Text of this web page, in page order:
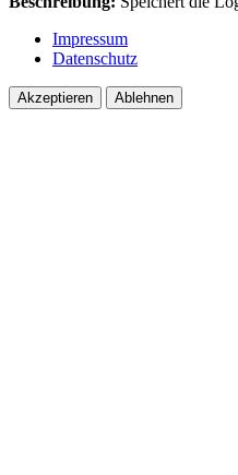
Impressum
Datenschutz
Akzeptieren Ablehnen